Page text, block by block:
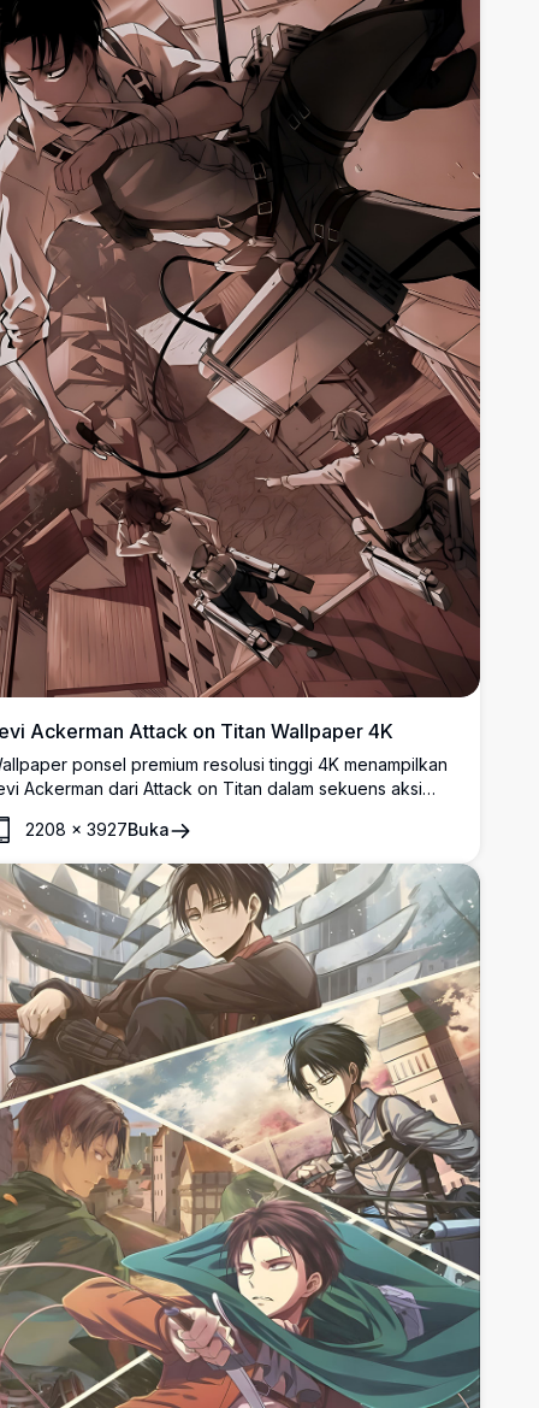
Ackerman Attack on Titan Wallpaper 4K
ponsel premium resolusi tinggi 4K menampilkan
Ackerman dari Attack on Titan dalam sekuens aksi
dengan peralatan ODM. Karya seni menakjubkan
tone sepia yang menampilkan tentara terkuat umat
dengan pedang khas dan peralatan manuver 3D
layar mobile.
2208 × 3927Buka